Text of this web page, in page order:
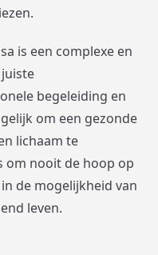
is een complexe en
begeleiding en
om een gezonde
lichaam te
om nooit de hoop op
de mogelijkheid van
leven.